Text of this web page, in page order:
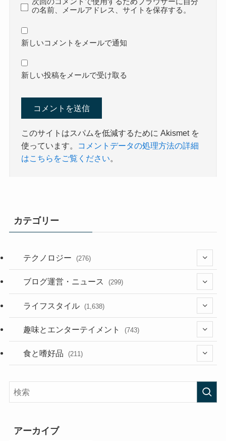
次回のコメントで使用するためブラウザーに自分
の名前、メールアドレス、サイトを保存する。
新しいコメントをメールで通知
新しい投稿をメールで受け取る
このサイトはスパムを低減するために Akismet を
使っています。
コメントデータの処理方法の詳細
はこちらをご覧ください。
カテゴリー
テクノロジー (276)
(36)
(187)
ブログ運営・ニュース (299)
(118)
(181)
ライフスタイル (1,638)
(394)
(282)
(33)
趣味とエンターテイメント (743)
(56)
食と嗜好品 (211)
アーカイブ